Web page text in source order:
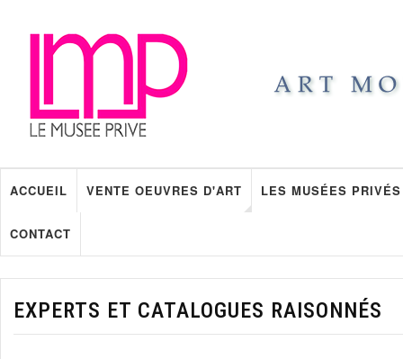
ACCUEIL VENTE OEUVRES D'ART LES MUSÉES PRIVÉS
CONTACT
EXPERTS ET CATALOGUES RAISONNÉS